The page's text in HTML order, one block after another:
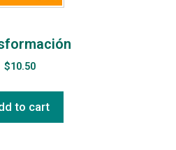
$10.50
to cart